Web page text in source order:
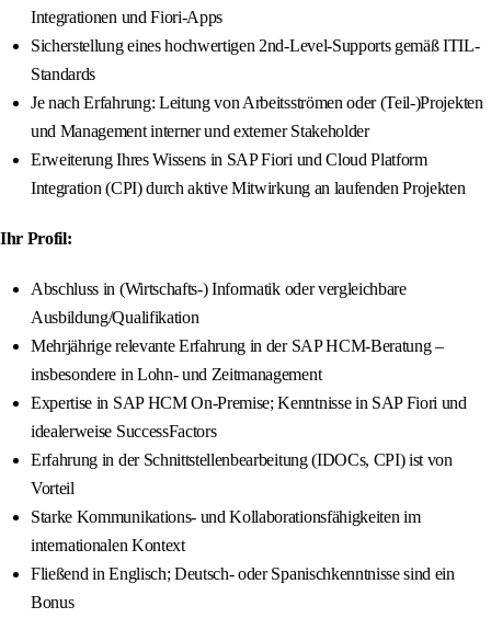
Integrationen und Fiori-Apps
Sicherstellung eines hochwertigen 2nd-Level-Supports gemäß ITIL-
Standards
Je nach Erfahrung: Leitung von Arbeitsströmen oder (Teil-)Projekten
und Management interner und externer Stakeholder
Erweiterung Ihres Wissens in SAP Fiori und Cloud Platform
Integration (CPI) durch aktive Mitwirkung an laufenden Projekten
Ihr Profil:
Abschluss in (Wirtschafts-) Informatik oder vergleichbare
Ausbildung/Qualifikation
Mehrjährige relevante Erfahrung in der SAP HCM-Beratung –
insbesondere in Lohn- und Zeitmanagement
Expertise in SAP HCM On-Premise; Kenntnisse in SAP Fiori und
idealerweise SuccessFactors
Erfahrung in der Schnittstellenbearbeitung (IDOCs, CPI) ist von
Vorteil
Starke Kommunikations- und Kollaborationsfähigkeiten im
internationalen Kontext
Fließend in Englisch; Deutsch- oder Spanischkenntnisse sind ein
Bonus